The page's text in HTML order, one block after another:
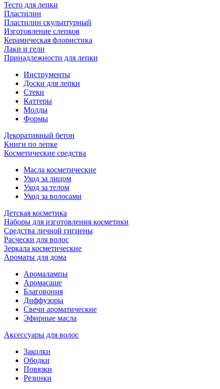
Тесто для лепки
Пластилин
Пластилин скульптурный
Изготовление слепков
Керамическая флористика
Лаки и гели
Принадлежности для лепки
Инструменты
Доски для лепки
Стеки
Каттеры
Молды
Формы
Декоративный бетон
Книги по лепке
Косметические средства
Масла косметические
Уход за лицом
Уход за телом
Уход за волосами
Детская косметика
Наборы для изготовления косметики
Средства личной гигиены
Расчески для волос
Зеркала косметические
Ароматы для дома
Аромалампы
Аромасаше
Благовония
Диффузоры
Свечи ароматические
Эфирные масла
Аксессуары для волос
Заколки
Ободки
Повязки
Резинки